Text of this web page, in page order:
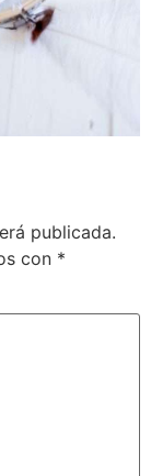
publicada.
con *